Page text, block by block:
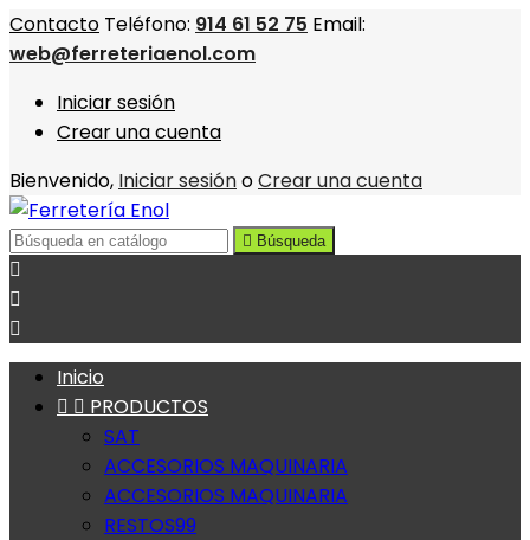
Contacto Teléfono: 914 61 52 75 Email:
web@ferreteriaenol.com
Iniciar sesión
Crear una cuenta
Bienvenido, Iniciar sesiónoCrear una cuenta
 Búsqueda



Inicio
  PRODUCTOS
SAT
ACCESORIOS MAQUINARIA
ACCESORIOS MAQUINARIA
RESTOS99